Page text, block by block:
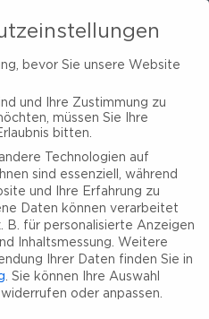
bevor Sie unsere Website
und Ihre Zustimmung zu
müssen Sie Ihre
bitten.
Technologien auf
sind essenziell, während
und Ihre Erfahrung zu
Daten können verarbeitet
B. für personalisierte Anzeigen
Inhaltsmessung.
Weitere
Ihrer Daten finden Sie in
Sie können Ihre Auswahl
widerrufen oder anpassen.